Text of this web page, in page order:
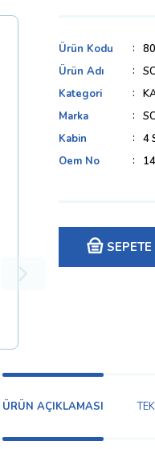
Ürün Kodu
Ürün Adı
Kategori
Marka
Kabin
4
Oem No
SEPETE
ÜRÜN AÇIKLAMASI